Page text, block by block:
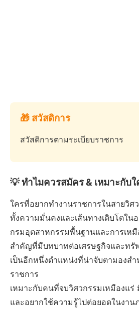
🎁 สวัสดิการ
สวัสดิการตามระเบียบราชการ
💡 ทำไมควรสมัคร & เหมาะกับใ
ใครที่อยากทำงานราชการในสายวิศ
ทั้งความมั่นคงและเส้นทางเติบโตใน
กรมอุตสาหกรรมพื้นฐานและการเหมื
สำคัญที่มีบทบาทต่อเศรษฐกิจและทรั
เป็นอีกหนึ่งตำแหน่งที่น่าจับตามองส
ราชการ
เหมาะกับคนที่จบวิศวกรรมเหมืองแ
และอยากใช้ความรู้ไปต่อยอดในงาน